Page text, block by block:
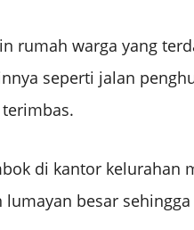
rumah warga yang
seperti jalan
di kantor kelurahan
lumayan besar